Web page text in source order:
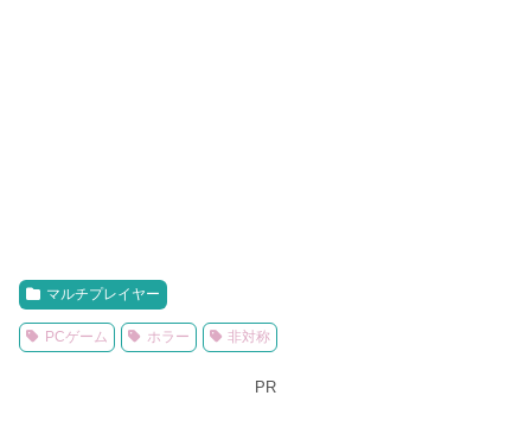
マルチプレイヤー
PCゲーム ホラー 非対称
PR